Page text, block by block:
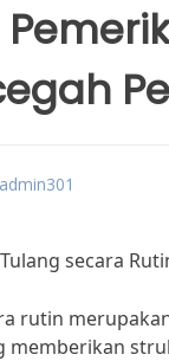
admin301
secara
rutin
memberikan